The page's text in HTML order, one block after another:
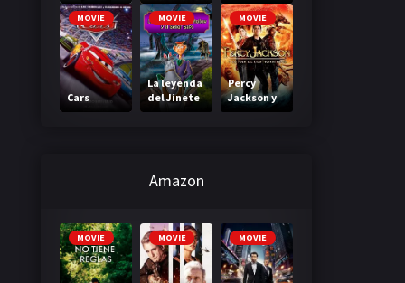
MOVIE
Cars
MOVIE
La leyenda
del Jinete
sin cabeza
MOVIE
Percy
Jackson y
el mar de
Amazon
MOVIE MOVIE MOVIE